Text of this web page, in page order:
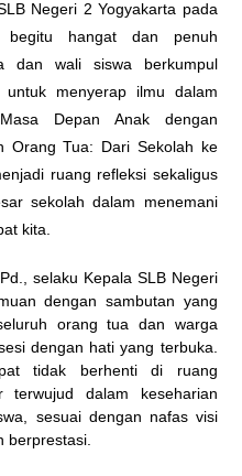
Negeri 2 Yogyakarta pada
hangat dan penuh
dan wali siswa berkumpul
menyerap ilmu dalam
Depan Anak dengan
Orang Tua: Dari Sekolah ke
ruang refleksi sekaligus
sekolah dalam menemani
kita.
selaku Kepala SLB Negeri
dengan sambutan yang
orang tua dan warga
dengan hati yang terbuka.
tidak berhenti di ruang
terwujud dalam keseharian
sesuai dengan nafas visi
berprestasi.